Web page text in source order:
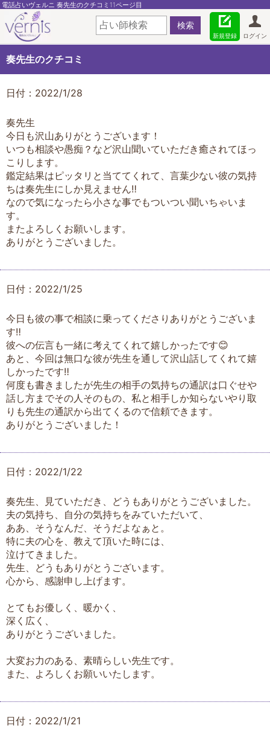
電話占いヴェルニ 奏先生のクチコミ11ページ目
ログイン
新規登録
奏先生のクチコミ
日付：2022/1/28
奏先生
今日も沢山ありがとうございます！
いつも相談や愚痴？など沢山聞いていただき癒されてほっ
こりします。
鑑定結果はピッタリと当ててくれて、言葉少ない彼の気持
ちは奏先生にしか見えません‼︎
なので気になったら小さな事でもついつい聞いちゃいま
す。
またよろしくお願いします。
ありがとうございました。
日付：2022/1/25
今日も彼の事で相談に乗ってくださりありがとうございま
す‼︎
彼への伝言も一緒に考えてくれて嬉しかったです😊
あと、今回は無口な彼が先生を通して沢山話してくれて嬉
しかったです‼︎
何度も書きましたが先生の相手の気持ちの通訳は口ぐせや
話し方までその人そのもの、私と相手しか知らないやり取
りも先生の通訳から出てくるので信頼できます。
ありがとうございました！
日付：2022/1/22
奏先生、見ていただき、どうもありがとうございました。
夫の気持ち、自分の気持ちをみていただいて、
ああ、そうなんだ、そうだよなぁと。
特に夫の心を、教えて頂いた時には、
泣けてきました。
先生、どうもありがとうございます。
心から、感謝申し上げます。
とてもお優しく、暖かく、
深く広く、
ありがとうございました。
大変お力のある、素晴らしい先生です。
また、よろしくお願いいたします。
日付：2022/1/21